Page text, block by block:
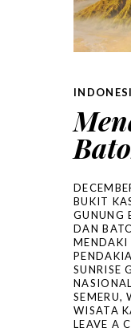
BUKIT
GUNUNG
DAN
MENDAKI
SUNRISE
SEMERU,
WISATA
LEAVE A